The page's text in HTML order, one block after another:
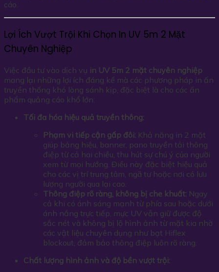
cáo.
Lợi Ích Vượt Trội Khi Chọn In UV 5m 2 Mặt
Chuyên Nghiệp
Việc đầu tư vào dịch vụ in UV 5m 2 mặt chuyên nghiệp
mang lại những lợi ích đáng kể mà các phương pháp in ấn
truyền thống khó lòng sánh kịp, đặc biệt là cho các ấn
phẩm quảng cáo khổ lớn:
Tối đa hóa hiệu quả truyền thông:
Phạm vi tiếp cận gấp đôi: Khả năng in 2 mặt
giúp bảng hiệu, banner, pano truyền tải thông
điệp từ cả hai chiều, thu hút sự chú ý của người
xem từ mọi hướng. Điều này đặc biệt hiệu quả
cho các vị trí trung tâm, ngã tư hoặc nơi có lưu
lượng người qua lại cao.
Thông điệp rõ ràng, không bị che khuất: Ngay
cả khi có ánh sáng mạnh từ phía sau hoặc dưới
ánh nắng trực tiếp, mực UV vẫn giữ được độ
sắc nét và không bị lộ hình ảnh từ mặt kia nhờ
các vật liệu chuyên dụng như bạt Hiflex
blockout, đảm bảo thông điệp luôn rõ ràng.
Chất lượng hình ảnh và độ bền vượt trội: